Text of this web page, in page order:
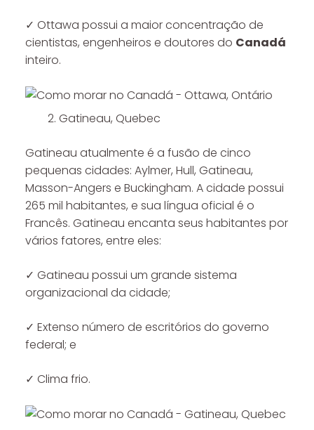
✓ Ottawa possui a maior concentração de
cientistas, engenheiros e doutores do Canadá
inteiro.
Gatineau, Quebec
Gatineau atualmente é a fusão de cinco
pequenas cidades: Aylmer, Hull, Gatineau,
Masson-Angers e Buckingham. A cidade possui
265 mil habitantes, e sua língua oficial é o
Francês. Gatineau encanta seus habitantes por
vários fatores, entre eles:
✓ Gatineau possui um grande sistema
organizacional da cidade;
✓ Extenso número de escritórios do governo
federal; e
✓ Clima frio.